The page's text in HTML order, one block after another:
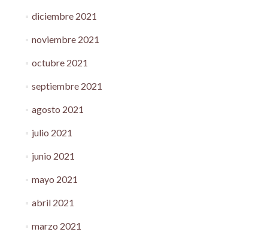
diciembre 2021
noviembre 2021
octubre 2021
septiembre 2021
agosto 2021
julio 2021
junio 2021
mayo 2021
abril 2021
marzo 2021